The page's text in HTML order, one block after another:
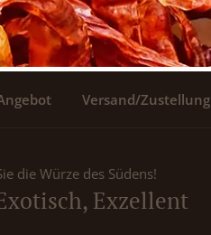
Versand/Zustellung
die Würze des Südens!
Exzellent